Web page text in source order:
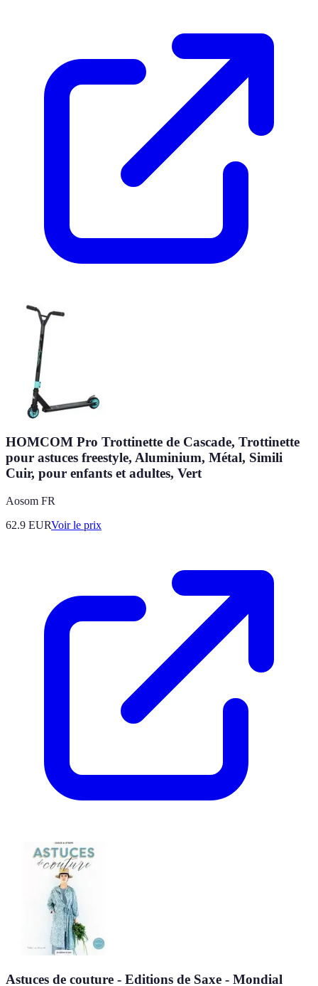
HOMCOM Pro Trottinette de Cascade, Trottinette
pour astuces freestyle, Aluminium, Métal, Simili
Cuir, pour enfants et adultes, Vert
Aosom FR
62.9 EURVoir le prix
Astuces de couture - Editions de Saxe - Mondial